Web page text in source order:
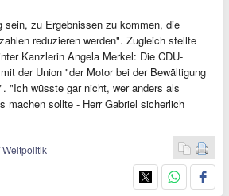
sein, zu Ergebnissen zu kommen, die
reduzieren werden". Zugleich stellte
Kanzlerin Angela Merkel: Die CDU-
der Union "der Motor bei der Bewältigung
"Ich wüsste gar nicht, wer anders als
machen sollte - Herr Gabriel sicherlich
Weltpolitik